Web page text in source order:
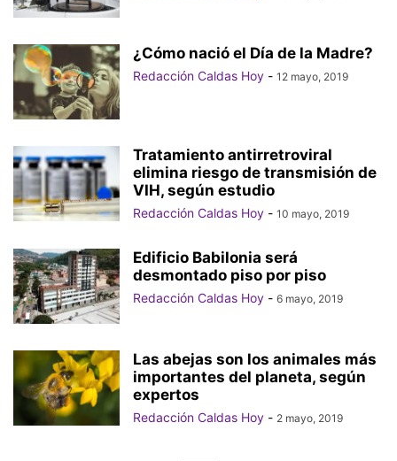
¿Cómo nació el Día de la Madre?
Redacción Caldas Hoy - 12 mayo, 2019
Tratamiento antirretroviral
elimina riesgo de transmisión de
VIH, según estudio
Redacción Caldas Hoy - 10 mayo, 2019
Edificio Babilonia será
desmontado piso por piso
Redacción Caldas Hoy - 6 mayo, 2019
Las abejas son los animales más
importantes del planeta, según
expertos
Redacción Caldas Hoy - 2 mayo, 2019